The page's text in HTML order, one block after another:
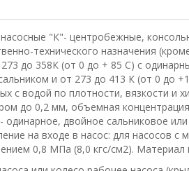
"К"- центробежные,
технического назначения
до 358К (от 0 до + 85 С) с
и от 273 до 413 К (от 0 до
с водой по плотности, вязкости и
до 0,2 мм, объемная
одинарное, двойное сальниковое
на входе в насос: для насосов
0,8 МПа (8,0 кгс/см2). Материал